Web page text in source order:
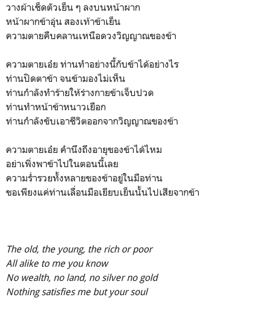
วางผ้าเช็ดตัวเย็น ๆ ลงบนหน้าผาก
หน้าผากข้าอุ่น สองเท้าข้าเย็น
ความตายคืบคลานเหนือดวงวิญญาณของข้า
ความตายเอ๋ย ท่านทำอย่างนี้กับข้าได้อย่างไร
ท่านปิดตาข้า จนข้ามองไม่เห็น
ท่านกำลังทำร้ายให้ร่างกายข้าเจ็บปวด
ท่านทำหน้าข้าหนาวเยือก
ท่านกำลังขับเอาชีวิตออกจากวิญญาณของข้า
ความตายเอ๋ย คำนึงถึงอายุของข้าได้ไหม
อย่าเพิ่งพาข้าไปในตอนนี้เลย
ความร่ำรวยทั้งหลายของข้าอยู่ในมือท่าน
ขอเพียงแค่ท่านเลื่อนมือเยียบเย็นนั้นไปเสียจากข้า
The old, the young, the rich or poor
All alike to me you know
No wealth, no land, no silver no gold
Nothing satisfies me but your soul